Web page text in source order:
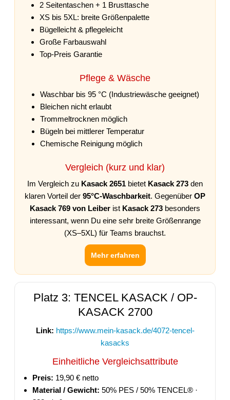
2 Seitentaschen + 1 Brusttasche
XS bis 5XL: breite Größenpalette
Bügelleicht & pflegeleicht
Große Farbauswahl
Top-Preis Garantie
Pflege & Wäsche
Waschbar bis 95 °C (Industriewäsche geeignet)
Bleichen nicht erlaubt
Trommeltrocknen möglich
Bügeln bei mittlerer Temperatur
Chemische Reinigung möglich
Vergleich (kurz und klar)
Im Vergleich zu Kasack 2651 bietet Kasack 273 den
klaren Vorteil der 95°C-Waschbarkeit. Gegenüber OP
Kasack 769 von Leiber ist Kasack 273 besonders
interessant, wenn Du eine sehr breite Größenrange
(XS–5XL) für Teams brauchst.
Mehr erfahren
Platz 3: TENCEL KASACK / OP-
KASACK 2700
Link: https://www.mein-kasack.de/4072-tencel-
kasacks
Einheitliche Vergleichsattribute
Preis: 19,90 € netto
Material / Gewicht: 50% PES / 50% TENCEL® ·